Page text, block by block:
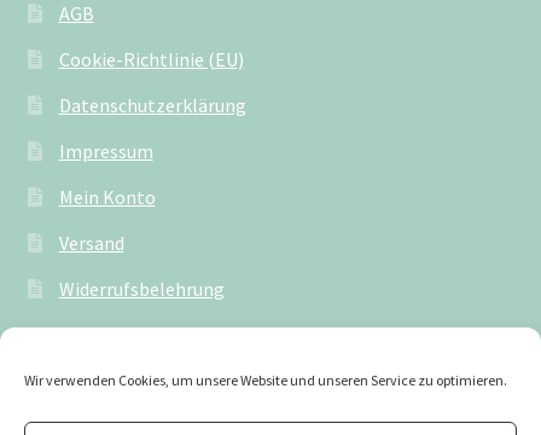
Wir verwenden Cookies, um unsere Website und unseren Service zu optimieren.
AGB
Cookie-Richtlinie (EU)
Datenschutzerklärung
Impressum
Mein Konto
Versand
Widerrufsbelehrung